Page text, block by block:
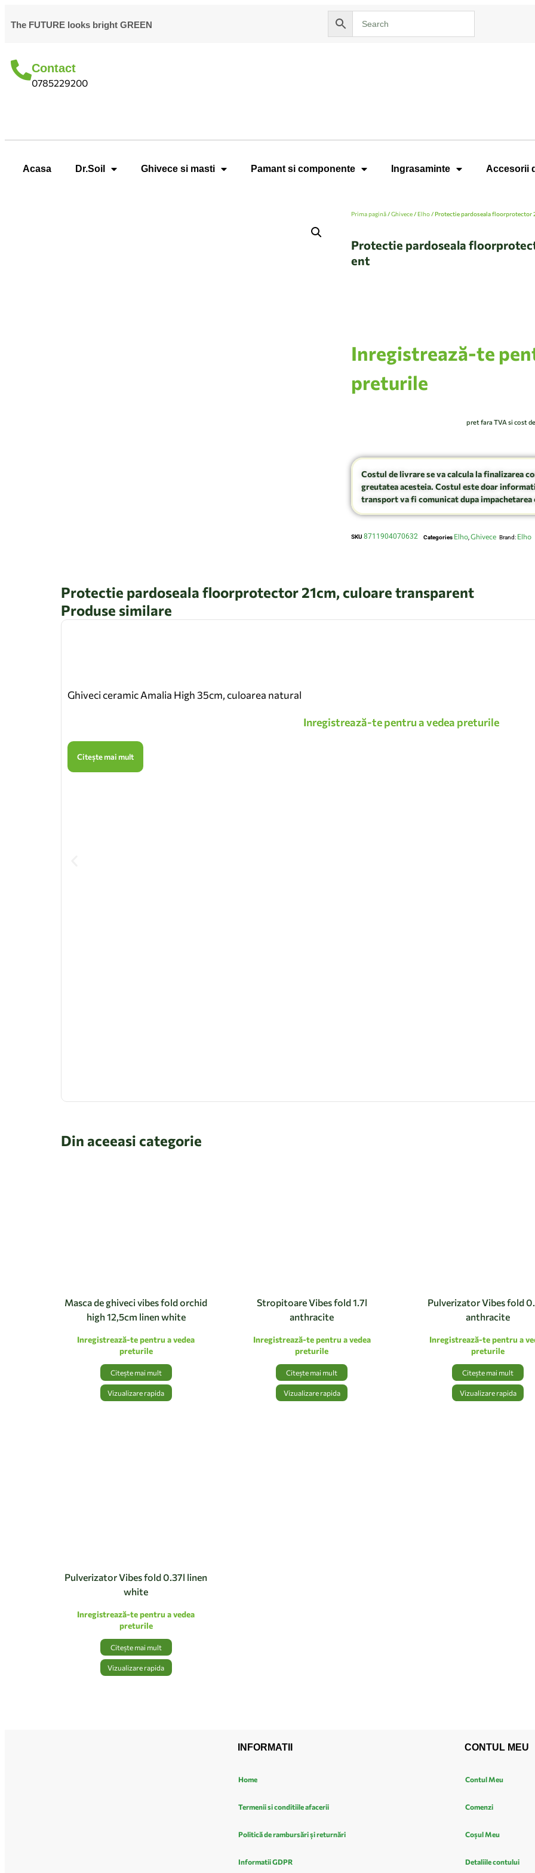
The FUTURE looks bright GREEN
Contact
0785229200
Acasa Dr.Soil Ghivece si masti Pamant si componente Ingrasaminte Accesorii
Prima pagină/Ghivece/ Elho/ Protectie pardoseala floorprotector
Protectie pardoseala
ent
Inregistrează-te
preturile
pret fara TVA si cost
Costul de livrare se va calcula la finalizarea
greutatea acesteia. Costul este doar
transport va fi comunicat dupa impachetarea
SKU 8711904070632 Categories Elho Ghivece Brand: Elho
Protectie pardoseala floorprotector 21cm, culoare transparent
Produse similare
Ghiveci ceramic Amalia High 35cm, culoarea natural
Inregistrează-te pentru a vedea preturile
Citește mai mult
Din aceeasi categorie
Masca de ghiveci vibes fold orchid
high 12,5cm linen white
Inregistrează-te pentru a vedea
preturile
Citește mai mult
Vizualizare rapida
Stropitoare Vibes fold 1.7l
anthracite
Inregistrează-te pentru a vedea
preturile
Citește mai mult
Vizualizare rapida
Pulverizator Vibes fold
anthracite
Inregistrează-te pentru a
preturile
Citește mai mult
Vizualizare rapida
Pulverizator Vibes fold 0.37l linen
white
Inregistrează-te pentru a vedea
preturile
Citește mai mult
Vizualizare rapida
INFORMATII
Home
Termenii si conditiile afacerii
Politică de rambursări și returnări
Informatii GDPR
CONTUL MEU
Contul Meu
Comenzi
Coșul Meu
Detaliile contului